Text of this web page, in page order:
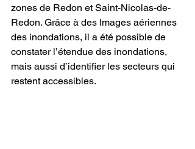
zones de Redon et Saint-Nicolas-de-
Redon. Grâce à des Images aériennes
des inondations, il a été possible de
constater l’étendue des inondations,
mais aussi d’identifier les secteurs qui
restent accessibles.